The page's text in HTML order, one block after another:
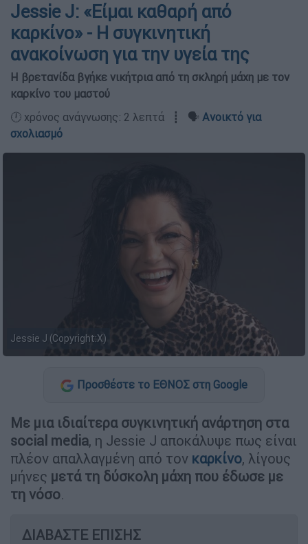
Jessie J: «Είμαι καθαρή από
καρκίνο» - Η συγκινητική
ανακοίνωση για την υγεία της
Η βρετανίδα βγήκε νικήτρια από τη σκληρή μάχη με τον
καρκίνο του μαστού
🕛 χρόνος ανάγνωσης: 2 λεπτά ┋ 🗣️ Ανοικτό για
σχολιασμό
Jessie J (Copyright:X)
Προσθέστε το ΕΘΝΟΣ στη Google
Με μια ιδιαίτερα συγκινητική ανάρτηση στα
social media, η Jessie J αποκάλυψε πως είναι
πλέον απαλλαγμένη από τον καρκίνο, λίγους
μήνες μετά τη δύσκολη μάχη που έδωσε με
τη νόσο.
ΔΙΑΒΑΣΤΕ ΕΠΙΣΗΣ